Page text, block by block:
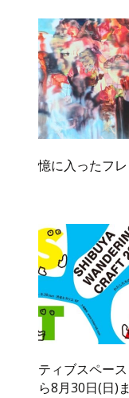
憶に入ったフ
ティブスペー
ら8月30日(日)